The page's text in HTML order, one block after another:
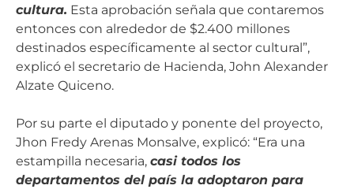
cultura. Esta aprobación señala que contaremos
entonces con alrededor de $2.400 millones
destinados específicamente al sector cultural”,
explicó el secretario de Hacienda, John Alexander
Alzate Quiceno.
Por su parte el diputado y ponente del proyecto,
Jhon Fredy Arenas Monsalve, explicó: “Era una
estampilla necesaria, casi todos los
departamentos del país la adoptaron para